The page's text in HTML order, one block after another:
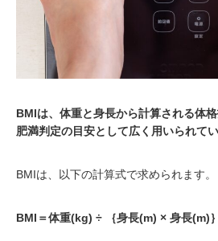
BMIは、体重と身長から計算される体
肥満判定の目安として広く用いられてい
BMIは、以下の計算式で求められます。
BMI＝体重(kg) ÷ ｛身長(m) × 身長(m)｝